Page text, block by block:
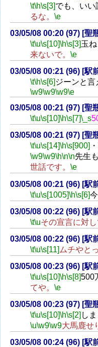
\t\h\s[3]でも、いい
るな。 \e
03/05/08 00:20 (97) [聖
\t\u\s[10]\h\s[3]玉
来ないで。 \e
03/05/08 00:21 (96) [駅
\t\h\s[6] ジーンと言
\w9\w9\w9\e
03/05/08 00:21 (97) [聖
\t\u\s[10]\h\s[7]\_s
03/05/08 00:21 (97) [聖
\t\u\s[14]\h\s[900] ・
\w9\w9\h\n\n先生
世話です。 \e
03/05/08 00:21 (96) [駅
\t\u\s[1005]\h\s[6]
03/05/08 00:22 (96) [駅
\t\uその宣言に対
03/05/08 00:22 (96) [駅
\t\u\s[11] ムチやと
03/05/08 00:23 (96) [駅
\t\u\s[10]\h\s[8]500
てや。 \e
03/05/08 00:23 (97) [聖
\t\u\s[10]\h\s[2] し
\u\w9\w9大馬鹿せ
03/05/08 00:24 (96) [駅